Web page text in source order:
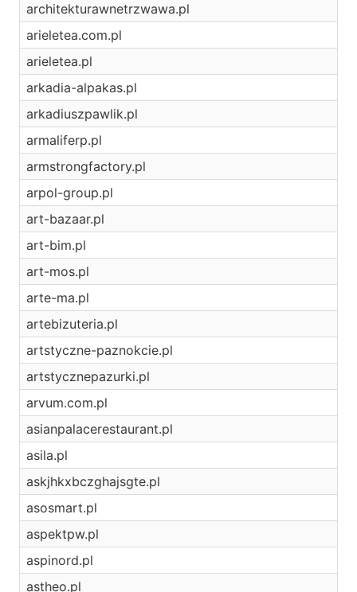
architekturawnetrzwawa.pl
arieletea.com.pl
arieletea.pl
arkadia-alpakas.pl
arkadiuszpawlik.pl
armaliferp.pl
armstrongfactory.pl
arpol-group.pl
art-bazaar.pl
art-bim.pl
art-mos.pl
arte-ma.pl
artebizuteria.pl
artstyczne-paznokcie.pl
artstycznepazurki.pl
arvum.com.pl
asianpalacerestaurant.pl
asila.pl
askjhkxbczghajsgte.pl
asosmart.pl
aspektpw.pl
aspinord.pl
astheo.pl